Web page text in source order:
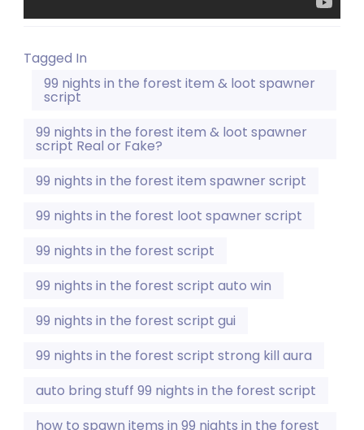
Tagged In
99 nights in the forest item & loot spawner
script
99 nights in the forest item & loot spawner
script Real or Fake?
99 nights in the forest item spawner script
99 nights in the forest loot spawner script
99 nights in the forest script
99 nights in the forest script auto win
99 nights in the forest script gui
99 nights in the forest script strong kill aura
auto bring stuff 99 nights in the forest script
how to spawn items in 99 nights in the forest